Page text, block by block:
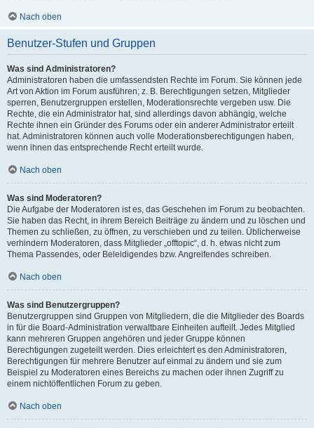
Nach oben
Benutzer-Stufen und Gruppen
Was sind Administratoren?
Administratoren haben die umfassendsten Rechte im Forum. Sie können jede
Art von Aktion im Forum ausführen; z. B. Berechtigungen setzen, Mitglieder
sperren, Benutzergruppen erstellen, Moderationsrechte vergeben usw. Die
Rechte, die ein Administrator hat, sind allerdings davon abhängig, welche
Rechte ihnen ein Gründer des Forums oder ein anderer Administrator erteilt
hat. Administratoren können auch volle Moderationsberechtigungen haben,
wenn ihnen das entsprechende Recht erteilt wurde.
Nach oben
Was sind Moderatoren?
Die Aufgabe der Moderatoren ist es, das Geschehen im Forum zu beobachten.
Sie haben das Recht, in ihrem Bereich Beiträge zu ändern und zu löschen und
Themen zu schließen, zu öffnen, zu verschieben und zu teilen. Üblicherweise
verhindern Moderatoren, dass Mitglieder „offtopic“, d. h. etwas nicht zum
Thema Passendes, oder Beleidigendes bzw. Angreifendes schreiben.
Nach oben
Was sind Benutzergruppen?
Benutzergruppen sind Gruppen von Mitgliedern, die die Mitglieder des Boards
in für die Board-Administration verwaltbare Einheiten aufteilt. Jedes Mitglied
kann mehreren Gruppen angehören und jeder Gruppe können
Berechtigungen zugeteilt werden. Dies erleichtert es den Administratoren,
Berechtigungen für mehrere Benutzer auf einmal zu ändern und sie zum
Beispiel zu Moderatoren eines Bereichs zu machen oder ihnen Zugriff zu
einem nichtöffentlichen Forum zu geben.
Nach oben